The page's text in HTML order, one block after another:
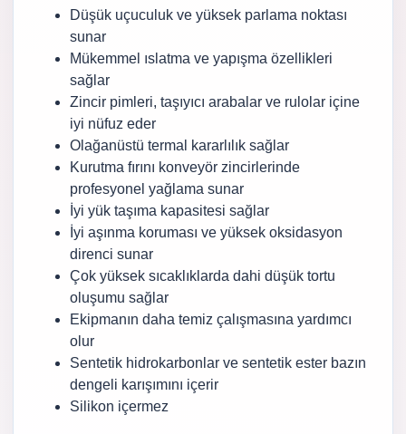
Düşük uçuculuk ve yüksek parlama noktası
sunar
Mükemmel ıslatma ve yapışma özellikleri
sağlar
Zincir pimleri, taşıyıcı arabalar ve rulolar içine
iyi nüfuz eder
Olağanüstü termal kararlılık sağlar
Kurutma fırını konveyör zincirlerinde
profesyonel yağlama sunar
İyi yük taşıma kapasitesi sağlar
İyi aşınma koruması ve yüksek oksidasyon
direnci sunar
Çok yüksek sıcaklıklarda dahi düşük tortu
oluşumu sağlar
Ekipmanın daha temiz çalışmasına yardımcı
olur
Sentetik hidrokarbonlar ve sentetik ester bazın
dengeli karışımını içerir
Silikon içermez